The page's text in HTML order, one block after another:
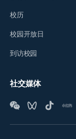
校历
校园开放日
到访校园
社交媒体